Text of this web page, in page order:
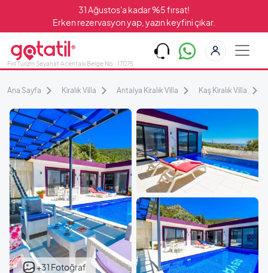
31 Ağustos'a kadar %5 fırsat!
Erken rezervasyon yap, yazın keyfini çıkar.
Fırıl Turizm Seyahat Acentası Belge No : 17075
Ana Sayfa Kiralık Villa Antalya Kiralık Villa Kaş Kiralık Villa
+31 Fotoğraf